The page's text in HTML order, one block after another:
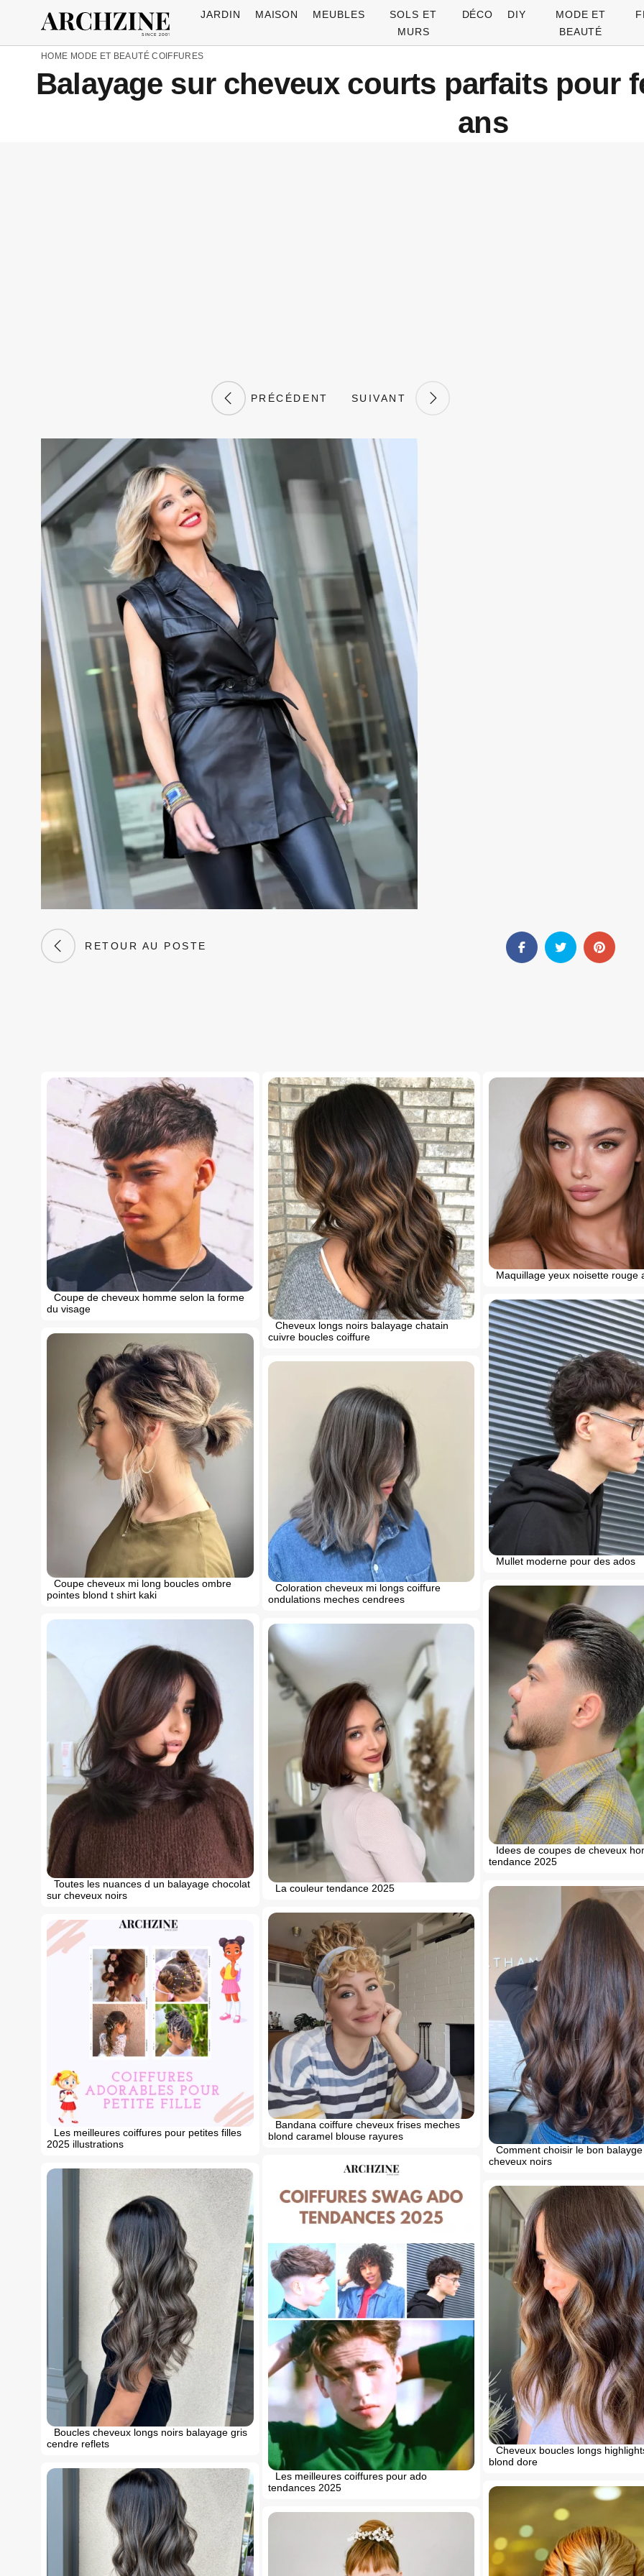
JARDIN MAISON MEUBLES
SOLS ET
MURS
DÉCO DIY
MODE ET
BEAUTÉ
HOME MODE ET BEAUTÉ COIFFURES
Balayage sur cheveux courts parfaits pour
ans
PRÉCÉDENT SUIVANT
RETOUR AU POSTE
Coupe de cheveux homme selon la forme
du visage
Cheveux longs noirs balayage chatain
cuivre boucles coiffure
Maquillage yeux noisette rouge
Mullet moderne pour des ados
Coupe cheveux mi long boucles ombre
pointes blond t shirt kaki
Coloration cheveux mi longs coiffure
ondulations meches cendrees
Idees de coupes de cheveux
tendance 2025
Toutes les nuances d un balayage chocolat
sur cheveux noirs
La couleur tendance 2025
Comment choisir le bon
cheveux noirs
Bandana coiffure cheveux frises meches
blond caramel blouse rayures
Les meilleures coiffures pour petites filles
2025 illustrations
Les meilleures coiffures pour ado
tendances 2025
Boucles cheveux longs noirs balayage gris
cendre reflets
Cheveux boucles longs
blond dore